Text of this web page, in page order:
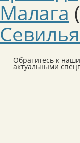
Малага
Севилья
Обратитесь к
актуальными